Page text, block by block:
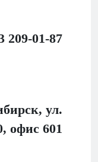
209-01-87
ул.
офис 601